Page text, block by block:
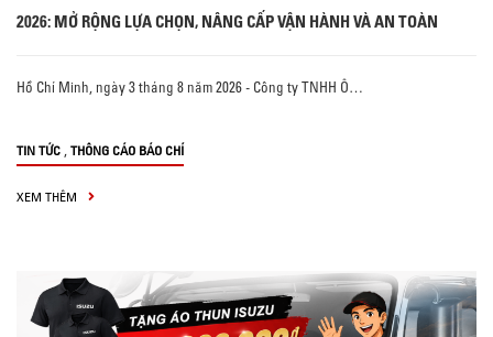
2026: MỞ RỘNG LỰA CHỌN, NÂNG CẤP VẬN HÀNH VÀ AN TOÀN
Hồ Chí Minh, ngày 3 tháng 8 năm 2026 - Công ty TNHH Ô…
TIN TỨC , THÔNG CÁO BÁO CHÍ
XEM THÊM